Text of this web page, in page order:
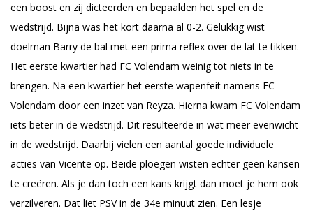
een boost en zij dicteerden en bepaalden het spel en de
wedstrijd. Bijna was het kort daarna al 0-2. Gelukkig wist
doelman Barry de bal met een prima reflex over de lat te tikken.
Het eerste kwartier had FC Volendam weinig tot niets in te
brengen. Na een kwartier het eerste wapenfeit namens FC
Volendam door een inzet van Reyza. Hierna kwam FC Volendam
iets beter in de wedstrijd. Dit resulteerde in wat meer evenwicht
in de wedstrijd. Daarbij vielen een aantal goede individuele
acties van Vicente op. Beide ploegen wisten echter geen kansen
te creëren. Als je dan toch een kans krijgt dan moet je hem ook
verzilveren. Dat liet PSV in de 34e minuut zien. Een lesje